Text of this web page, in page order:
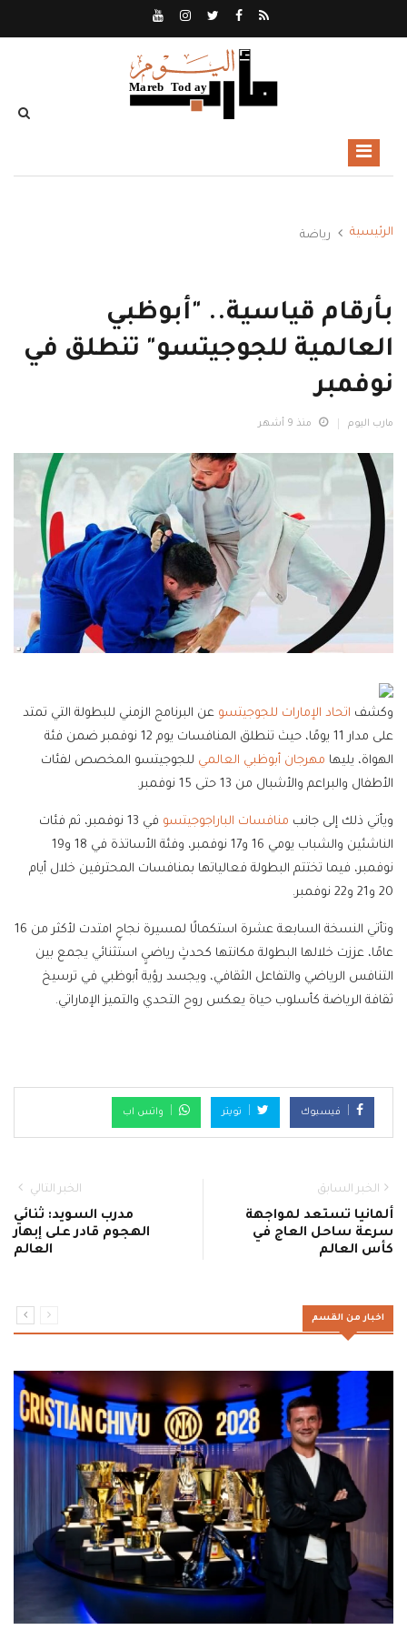
الرئيسية رياضة
بأرقام قياسية.. "أبوظبي
العالمية للجوجيتسو" تنطلق في
نوفمبر
مارب اليوم منذ 9 أشهر
وكشف اتحاد الإمارات للجوجيتسو عن البرنامج الزمني للبطولة التي تمتد
على مدار 11 يومًا، حيث تنطلق المنافسات يوم 12 نوفمبر ضمن فئة
الهواة، يليها مهرجان أبوظبي العالمي للجوجيتسو المخصص لفئات
الأطفال والبراعم والأشبال من 13 حتى 15 نوفمبر.
ويأتي ذلك إلى جانب منافسات الباراجوجيتسو
في 13 نوفمبر، ثم فئات
الناشئين والشباب يومي 16 و17 نوفمبر، وفئة الأساتذة في 18 و19
نوفمبر، فيما تختتم البطولة فعالياتها بمنافسات المحترفين خلال أيام
20 و21 و22 نوفمبر.
وتأتي النسخة السابعة عشرة استكمالًا لمسيرة نجاحٍ امتدت لأكثر من 16
عامًا، عززت خلالها البطولة مكانتها كحدثٍ رياضيٍ استثنائي يجمع بين
التنافس الرياضي والتفاعل الثقافي، ويجسد رؤية أبوظبي في ترسيخ
ثقافة الرياضة كأسلوب حياة يعكس روح التحدي والتميز الإماراتي.
فيسبوك تويتر واتس اب
الخبر السابق
ألمانيا تستعد لمواجهة
سرعة ساحل العاج في
كأس العالم
الخبر التالي
مدرب السويد: ثنائي
الهجوم قادر على إبهار
العالم
اخبار من القسم